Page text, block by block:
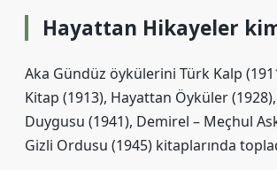
Hayattan Hikayeler
Aka Gündüz öykülerini Türk Kalp
Kitap (1913), Hayattan Öyküler
Duygusu (1941), Demirel – Meçhul
Gizli Ordusu (1945) kitaplarında